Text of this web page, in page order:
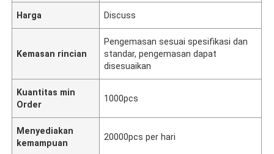
Harga Discuss
Kemasan rincian
Pengemasan sesuai spesifikasi dan
standar, pengemasan dapat
disesuaikan
Kuantitas min
Order
1000pcs
Menyediakan
kemampuan
20000pcs per hari